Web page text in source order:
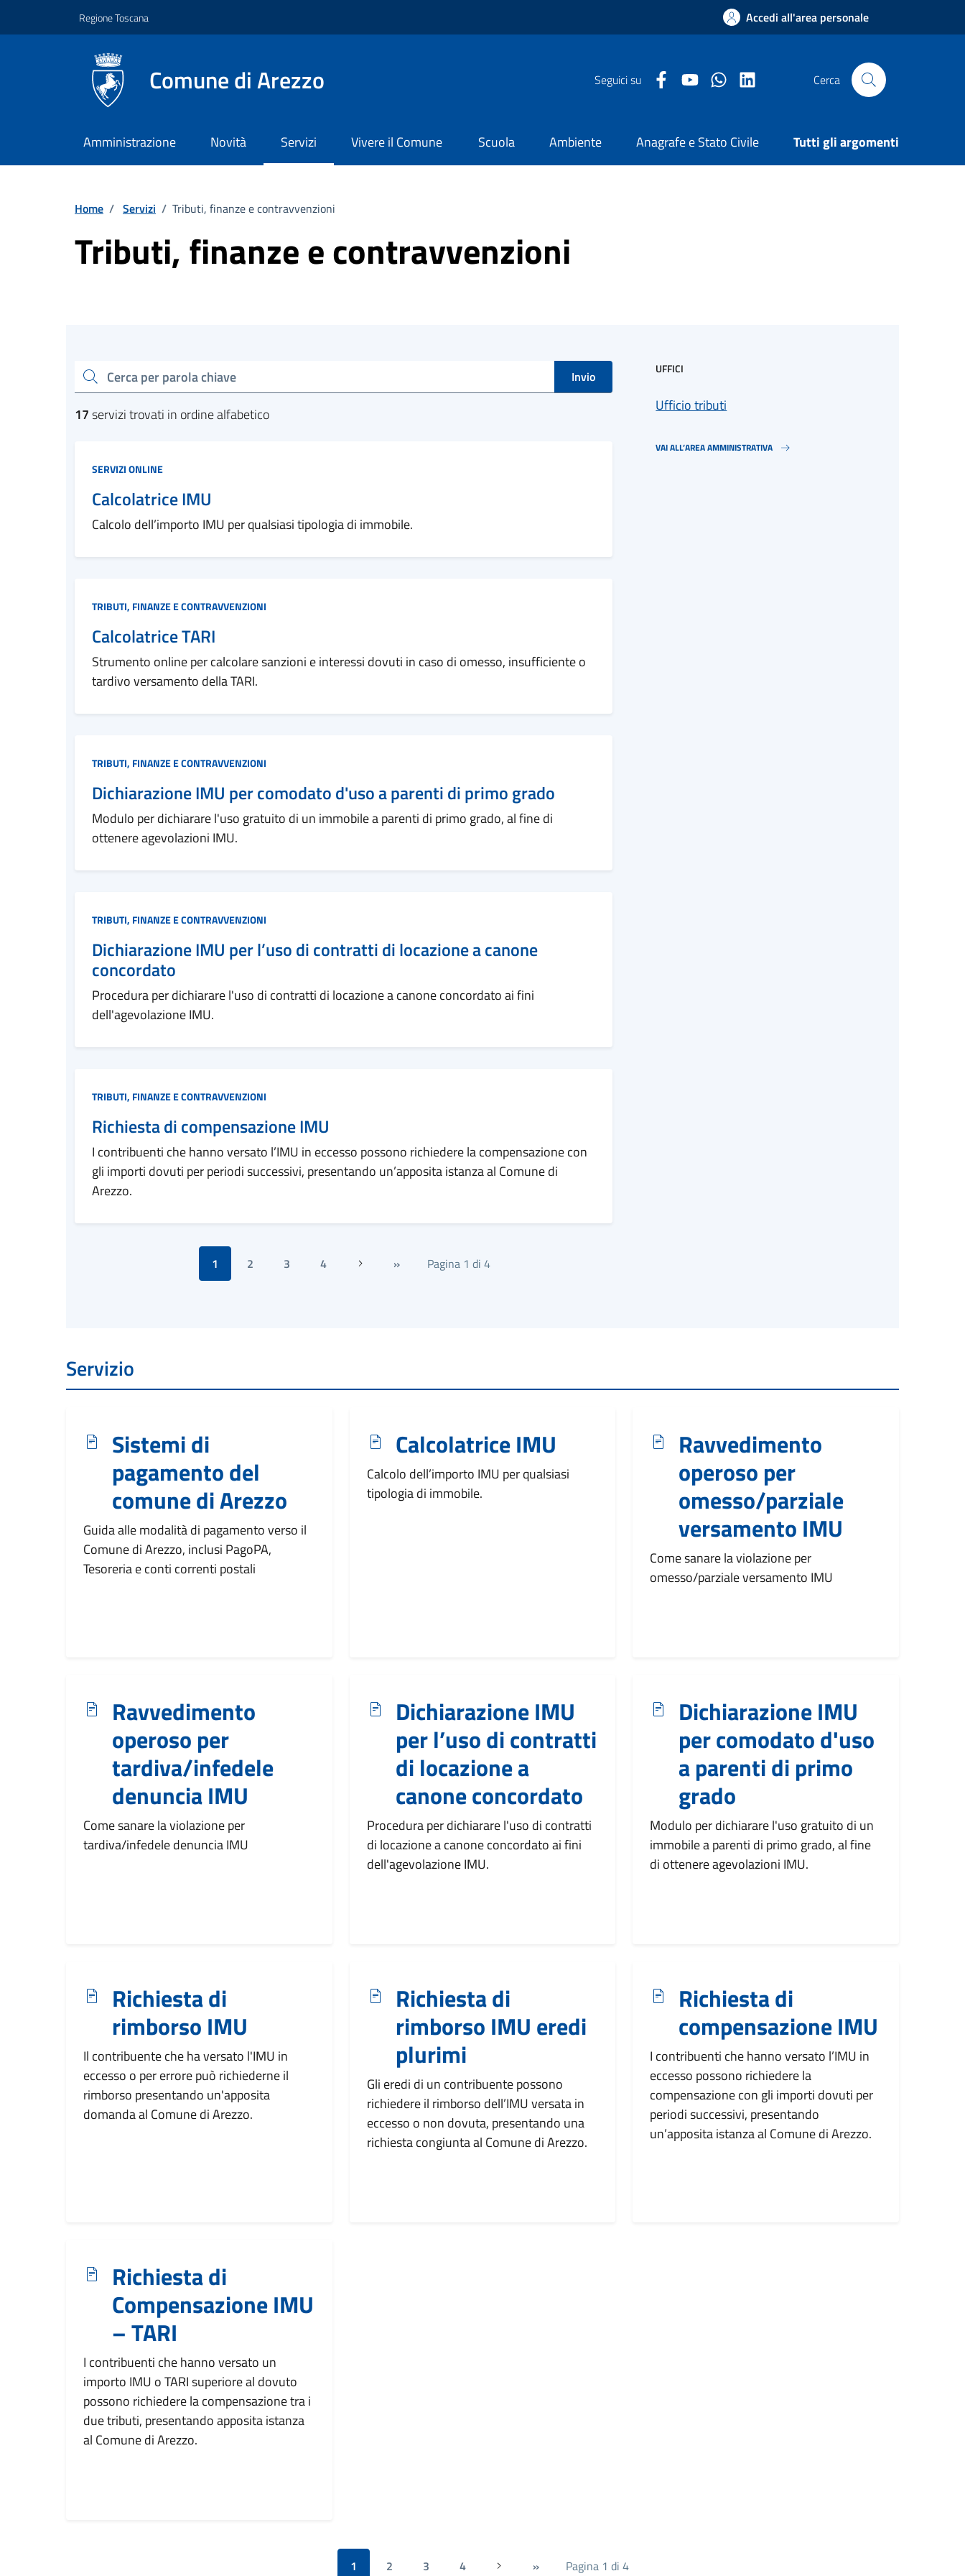
Regione Toscana Accedi all'area personale
Comune di Arezzo Seguici su Facebook Comune di Arezzo
Youtube Comune di Arezzo
Twitter Comune di Arezzo
LinkedIn Comune di Arezzo
Cerca
Amministrazione Novità Servizi Vivere il Comune Scuola Ambiente Anagrafe e Stato Civile Tutti gli argomenti
Home / Servizi / Tributi, finanze e contravvenzioni
Tributi, finanze e contravvenzioni
Esplora tutti i servizi
cerca Invio
17servizi trovati in ordine alfabetico
Categoria:
SERVIZI ONLINE
Calcolatrice IMU
Calcolo dell’importo IMU per qualsiasi tipologia di immobile.
Categoria:
TRIBUTI, FINANZE E CONTRAVVENZIONI
Calcolatrice TARI
Strumento online per calcolare sanzioni e interessi dovuti in caso di omesso, insufficiente o
tardivo versamento della TARI.
Categoria:
TRIBUTI, FINANZE E CONTRAVVENZIONI
Dichiarazione IMU per comodato d'uso a parenti di primo grado
Modulo per dichiarare l'uso gratuito di un immobile a parenti di primo grado, al fine di
ottenere agevolazioni IMU.
Categoria:
TRIBUTI, FINANZE E CONTRAVVENZIONI
Dichiarazione IMU per l’uso di contratti di locazione a canone
concordato
Procedura per dichiarare l'uso di contratti di locazione a canone concordato ai fini
dell'agevolazione IMU.
Categoria:
TRIBUTI, FINANZE E CONTRAVVENZIONI
Richiesta di compensazione IMU
I contribuenti che hanno versato l’IMU in eccesso possono richiedere la compensazione con
gli importi dovuti per periodi successivi, presentando un’apposita istanza al Comune di
Arezzo.
1 2 3 4 Successiva
» Pagina 1 di 4
UFFICI
Ufficio tributi
VAI ALL’AREA AMMINISTRATIVA
Servizio
Sistemi di
pagamento del
comune di Arezzo
Guida alle modalità di pagamento verso il
Comune di Arezzo, inclusi PagoPA,
Tesoreria e conti correnti postali
Calcolatrice IMU
Calcolo dell’importo IMU per qualsiasi
tipologia di immobile.
Ravvedimento
operoso per
omesso/parziale
versamento IMU
Come sanare la violazione per
omesso/parziale versamento IMU
Ravvedimento
operoso per
tardiva/infedele
denuncia IMU
Come sanare la violazione per
tardiva/infedele denuncia IMU
Dichiarazione IMU
per l’uso di contratti
di locazione a
canone concordato
Procedura per dichiarare l'uso di contratti
di locazione a canone concordato ai fini
dell'agevolazione IMU.
Dichiarazione IMU
per comodato d'uso
a parenti di primo
grado
Modulo per dichiarare l'uso gratuito di un
immobile a parenti di primo grado, al fine
di ottenere agevolazioni IMU.
Richiesta di
rimborso IMU
Il contribuente che ha versato l'IMU in
eccesso o per errore può richiederne il
rimborso presentando un'apposita
domanda al Comune di Arezzo.
Richiesta di
rimborso IMU eredi
plurimi
Gli eredi di un contribuente possono
richiedere il rimborso dell’IMU versata in
eccesso o non dovuta, presentando una
richiesta congiunta al Comune di Arezzo.
Richiesta di
compensazione IMU
I contribuenti che hanno versato l’IMU in
eccesso possono richiedere la
compensazione con gli importi dovuti per
periodi successivi, presentando
un’apposita istanza al Comune di Arezzo.
Richiesta di
Compensazione IMU
– TARI
I contribuenti che hanno versato un
importo IMU o TARI superiore al dovuto
possono richiedere la compensazione tra i
due tributi, presentando apposita istanza
al Comune di Arezzo.
1 2 3 4 » Pagina 1 di 4